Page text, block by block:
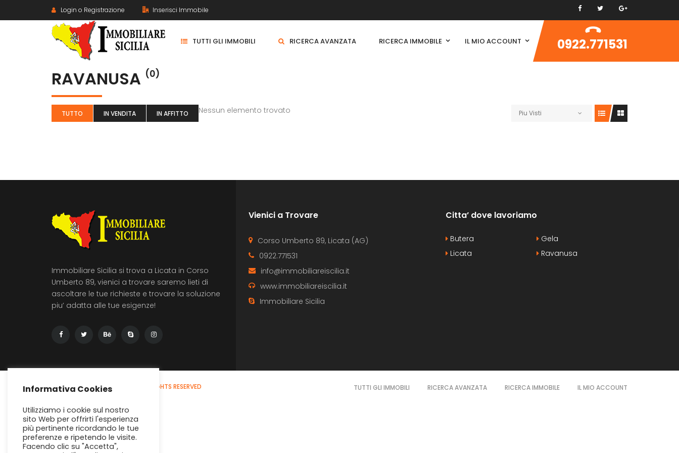
Login o Registrazione Inserisci Immobile
TUTTI GLI IMMOBILI RICERCA AVANZATA RICERCA IMMOBILE IL MIO ACCOUNT 0922.771531
RAVANUSA (0)
TUTTO IN VENDITA IN AFFITTO Piu Visti
Nessun elemento trovato
Immobiliare Sicilia si trova a Licata in Corso
Umberto 89, vienici a trovare saremo lieti di
ascoltare le tue richieste e trovare la soluzione
piu’ adatta alle tue esigenze!
Vienici a Trovare
Corso Umberto 89, Licata (AG)
0922.771531
info@immobiliareiscilia.it
www.immobiliareiscilia.it
Immobiliare Sicilia
Citta’ dove lavoriamo
Butera
Gela
Licata
Ravanusa
© 2020 - IMMOBILIARE SICILIA ALL RIGHTS RESERVED TUTTI GLI IMMOBILI RICERCA AVANZATA RICERCA IMMOBILE IL MIO ACCOUNT
Informativa Cookies
Utilizziamo i cookie sul nostro
sito Web per offrirti l'esperienza
più pertinente ricordando le tue
preferenze e ripetendo le visite.
Facendo clic su "Accetta",